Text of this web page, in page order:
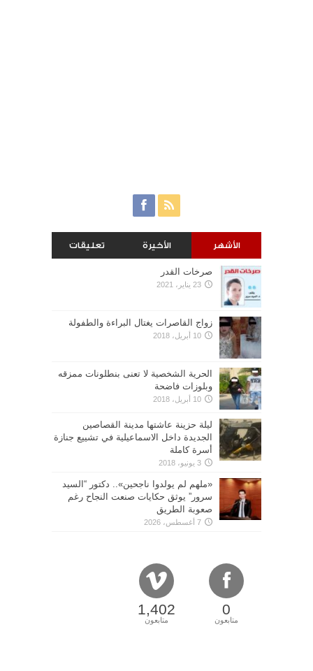
الأشهر الأخيرة تعليقات
صرخات القدر
23 يناير، 2021
زواج القاصرات يغتال البراءة والطفولة
10 أبريل، 2018
الحرية الشخصية لا تعنى بنطلونات ممزقه
وبلوزات فاضحة
10 أبريل، 2018
ليلة حزينة عاشتها مدينة القصاصين
الجديدة داخل الاسماعيلية في تشييع جنازة
أسرة كاملة
3 يونيو، 2018
«ملهم لم يولدوا ناجحين».. دكتور “السيد
سرور” يوثق حكايات صنعت النجاح رغم
صعوبة الطريق
7 أغسطس، 2026
0
متابعون
1,402
متابعون